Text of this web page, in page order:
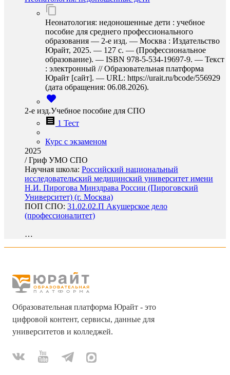
Неонатология: недоношенные дети : учебное
пособие для среднего профессионального
образования — 2-е изд. — Москва : Издательство
Юрайт, 2025. — 127 с. — (Профессиональное
образование). — ISBN 978-5-534-19697-9. — Текст
: электронный // Образовательная платформа
Юрайт [сайт]. — URL: https://urait.ru/bcode/556929
(дата обращения: 06.08.2026).
2-е изд.Учебное пособие для СПО
1 Тест
Курс с экзаменом
2025
/Гриф УМО СПО
Научная школа: Российский национальный
исследовательский медицинский университет имени
Н.И. Пирогова Минздрава России (Пироговский
Университет) (г. Москва)
ПОП СПО: 31.02.02.П Акушерское дело
(профессионалитет)
…
Образовательная платформа Юрайт - это
цифровой контент, сервисы, данные для
университетов и колледжей.